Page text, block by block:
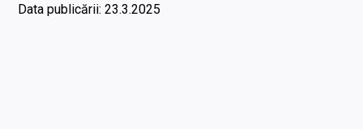
Data publicării: 23.3.2025